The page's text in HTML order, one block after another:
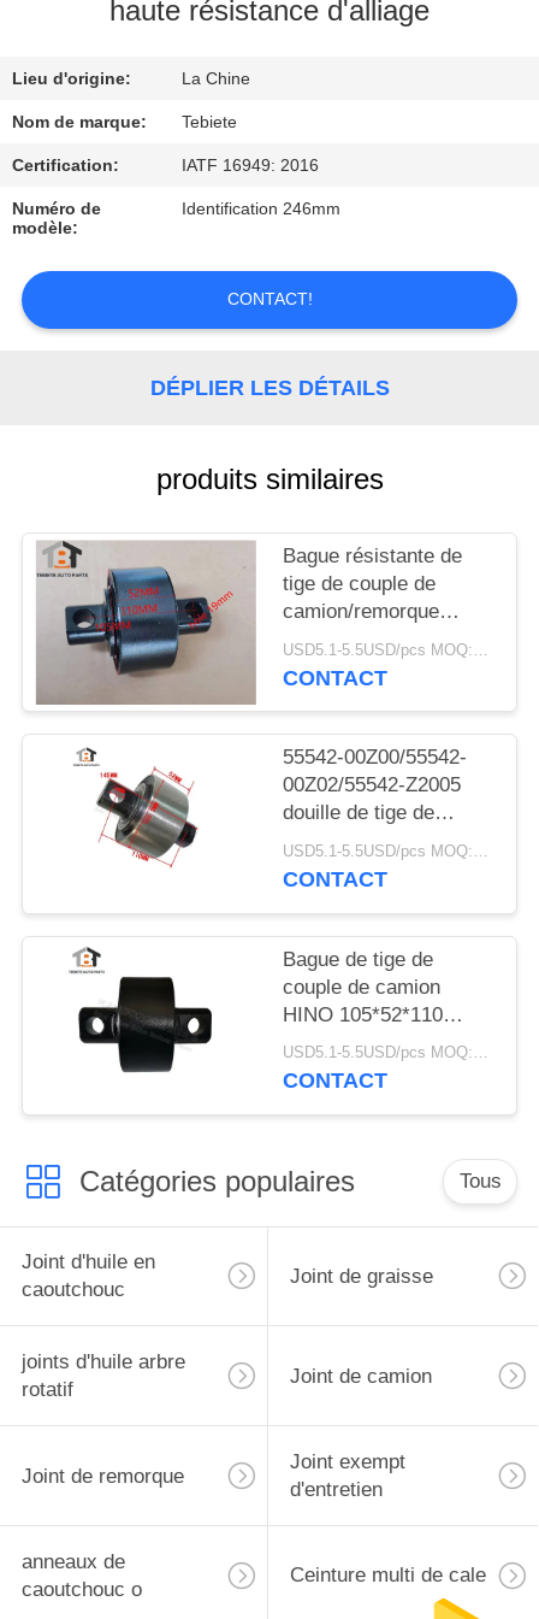
DE
QUALITÉ
CONTACTEZ-
NOUS
NOUVELLES
haute résistance d'alliage
Lieu d'origine: La Chine
Nom de marque: Tebiete
Certification: IATF 16949: 2016
Numéro de
modèle:
Identification 246mm
CONTACT!
DÉPLIER LES DÉTAILS
produits similaires
Bague résistante de
tige de couple de
camion/remorque
105*52*110 (trou 19)
millimètre HINO/ISUZU
USD5.1-5.5USD/pcs MOQ:50pcs
CONTACT
55542-00Z00/55542-
00Z02/55542-Z2005
douille de tige de
couple de camion
japonais pour Nissan
USD5.1-5.5USD/pcs MOQ:50 pièces
CONTACT
Bague de tige de
couple de camion
HINO 105*52*110
φ19mm 49305-
1110T/493051110
USD5.1-5.5USD/pcs MOQ:50 pièces
CONTACT
Catégories populaires Tous
Joint d'huile en
caoutchouc
Joint de graisse
joints d'huile arbre
rotatif
Joint de camion
Joint de remorque
Joint exempt
d'entretien
anneaux de
caoutchouc o
Ceinture multi de cale